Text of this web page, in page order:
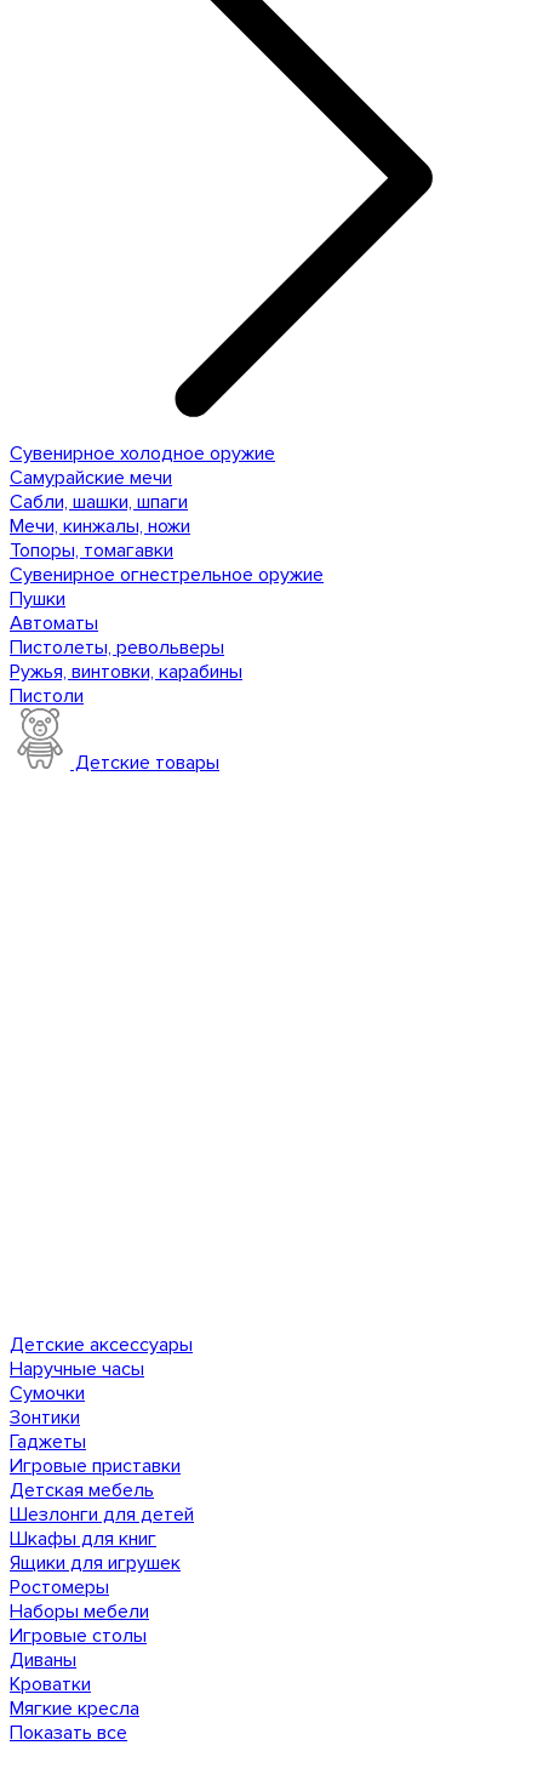
Сувенирное холодное оружие
Самурайские мечи
Сабли, шашки, шпаги
Мечи, кинжалы, ножи
Топоры, томагавки
Сувенирное огнестрельное оружие
Пушки
Автоматы
Пистолеты, револьверы
Ружья, винтовки, карабины
Пистоли
Детские товары
Детские аксессуары
Наручные часы
Сумочки
Зонтики
Гаджеты
Игровые приставки
Детская мебель
Шезлонги для детей
Шкафы для книг
Ящики для игрушек
Ростомеры
Наборы мебели
Игровые столы
Диваны
Кроватки
Мягкие кресла
Показать все